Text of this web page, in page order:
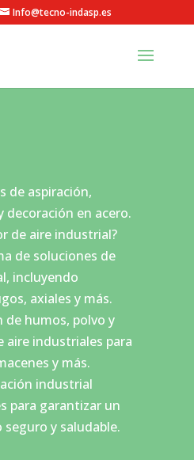
Info@tecno-indasp.es
de aspiración,
en acero.
de aire industrial?
de soluciones de
incluyendo
axiales y más.
de humos, polvo y
aire industriales para
y más.
industrial
para garantizar un
y saludable.